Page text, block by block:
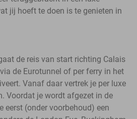
jij hoeft te doen is te genieten in
de reis van start richting Calais
de Eurotunnel of per ferry in het
Vanaf daar vertrek je per luxe
Voordat je wordt afgezet in de
eerst (onder voorbehoud) een